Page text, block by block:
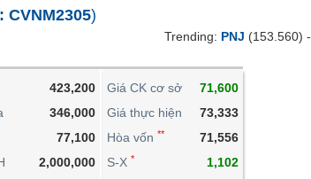
CVNM2305)
423,200
346,000
77,100
2,000,000
Giá CK cơ sở
71,600
Giá thực hiện
73,333
Hòa vốn **
71,556
S-X *
1,102
Trending: PNJ (153.560) -
PHÁI SINH
TRÁI PHIẾU
CÔNG CỤ ĐẦU TƯ
XUẤT DỮ LIỆU